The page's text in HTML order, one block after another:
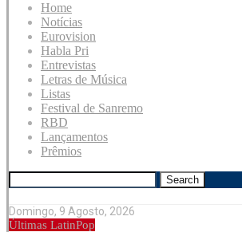
Home
Notícias
Eurovision
Habla Pri
Entrevistas
Letras de Música
Listas
Festival de Sanremo
RBD
Lançamentos
Prêmios
Search
Domingo, 9 Agosto, 2026
Últimas LatinPop